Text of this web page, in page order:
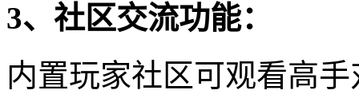
3、社区交流功能：
内置玩家社区可观看高